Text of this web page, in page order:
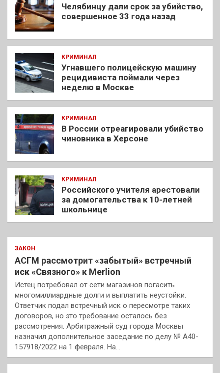
Челябинцу дали срок за убийство,
совершенное 33 года назад
КРИМИНАЛ
Угнавшего полицейскую машину
рецидивиста поймали через
неделю в Москве
КРИМИНАЛ
В России отреагировали убийство
чиновника в Херсоне
КРИМИНАЛ
Российского учителя арестовали
за домогательства к 10-летней
школьнице
ЗАКОН
АСГМ рассмотрит «забытый» встречный
иск «Связного» к Merlion
Истец потребовал от сети магазинов погасить
многомиллиардные долги и выплатить неустойки.
Ответчик подал встречный иск о пересмотре таких
договоров, но это требование осталось без
рассмотрения. Арбитражный суд города Москвы
назначил дополнительное заседание по делу № А40-
157918/2022 на 1 февраля. На…